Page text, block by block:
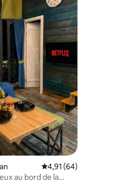
de 26 commentaires : 5 sur 5
Évaluation moyenne
4,91 (64)
au bord de la